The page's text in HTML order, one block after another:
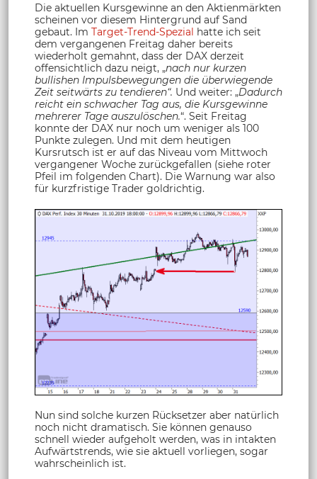
Die aktuellen Kursgewinne an den Aktienmärkten
scheinen vor diesem Hintergrund auf Sand
gebaut. Im Target-Trend-Spezial hatte ich seit
dem vergangenen Freitag daher bereits
wiederholt gemahnt, dass der DAX derzeit
offensichtlich dazu neigt, „nach nur kurzen
bullishen Impulsbewegungen die überwiegende
Zeit seitwärts zu tendieren“. Und weiter: „Dadurch
reicht ein schwacher Tag aus, die Kursgewinne
mehrerer Tage auszulöschen.“. Seit Freitag
konnte der DAX nur noch um weniger als 100
Punkte zulegen. Und mit dem heutigen
Kursrutsch ist er auf das Niveau vom Mittwoch
vergangener Woche zurückgefallen (siehe roter
Pfeil im folgenden Chart). Die Warnung war also
für kurzfristige Trader goldrichtig.
Nun sind solche kurzen Rücksetzer aber natürlich
noch nicht dramatisch. Sie können genauso
schnell wieder aufgeholt werden, was in intakten
Aufwärtstrends, wie sie aktuell vorliegen, sogar
wahrscheinlich ist.